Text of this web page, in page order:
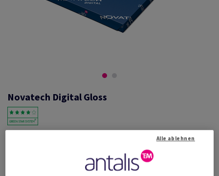
Novatech Digital Gloss
Novatech, Digital gloss, glänzend, beidseitig gestrichen, weiss,
holzfrei ECF, 150g/m2, 320mm x 450mm, SRA3, SB, Paket zu 500
Bogen/Blatt, FSC Mix Credit
Alle ablehnen